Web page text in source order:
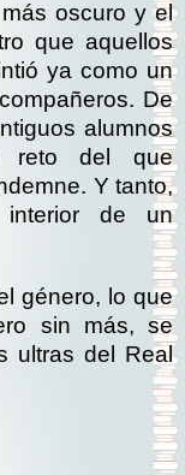
oscuro y el
que aquellos
ya como un
De
alumnos
reto del que
Y tanto,
de un
género, lo que
sin más, se
ultras del Real